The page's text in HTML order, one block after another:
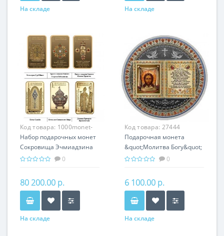
На складе На складе
Код товара: 1000monet-
004
Набор подарочных монет
Сокровища Эчмиадзина
серебро 150.00 гр -
Армении
0
80 200.00 р.
На складе
Код товара: 27444
Подарочная монета
&quot;Молитва Богу&quot;
серебро 25 гр0
6 100.00 р.
На складе